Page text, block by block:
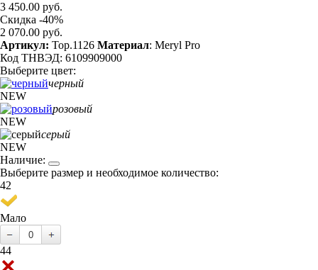
3 450.00 руб.
Скидка -40%
2 070.00 руб.
Артикул: Top.1126 Материал: Meryl Pro
Код ТНВЭД: 6109909000
Выберите цвет:
черный
NEW
розовый
NEW
серый
NEW
Наличие:
Выберите размер и необходимое количество:
42
Мало
44